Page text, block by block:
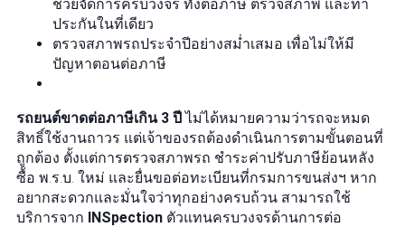
ช่วยจัดการครบวงจร ทั้งต่อภาษี ตรวจสภาพ และทำ
ประกันในที่เดียว
ตรวจสภาพรถประจำปีอย่างสม่ำเสมอ เพื่อไม่ให้มี
ปัญหาตอนต่อภาษี
รถยนต์ขาดต่อภาษีเกิน 3 ปีไม่ได้หมายความว่ารถจะหมด
สิทธิ์ใช้งานถาวร แต่เจ้าของรถต้องดำเนินการตามขั้นตอนที่
ถูกต้อง ตั้งแต่การตรวจสภาพรถ ชำระค่าปรับภาษีย้อนหลัง
ซื้อ พ.ร.บ. ใหม่ และยื่นขอต่อทะเบียนที่กรมการขนส่งฯ หาก
อยากสะดวกและมั่นใจว่าทุกอย่างครบถ้วน สามารถใช้
บริการจาก INSpection ตัวแทนครบวงจรด้านการต่อ